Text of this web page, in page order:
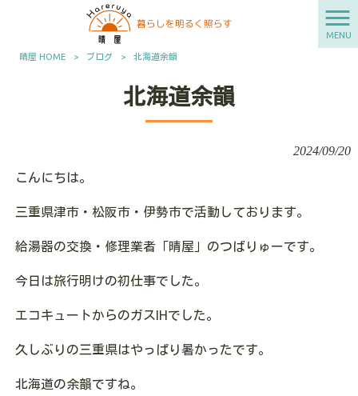
MENU
晴屋 HOME > ブログ > 北海道余韻
北海道余韻
2024/09/20
こんにちは。
三重県津市・松阪市・伊勢市で活動しております。
給湯器の交換・修理業者「晴屋」のつばりゅーです。
今日は旅行明けの初仕事でした。
エコキュートからのガスIHでした。
久しぶりの三重県はやっぱり暑かったです。
北海道の余韻ですね。